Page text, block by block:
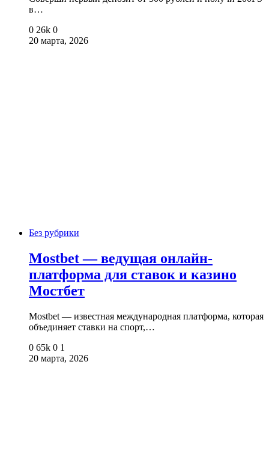
в…
0 26k 0
20 марта, 2026
Без рубрики
Mostbet — ведущая онлайн-
платформа для ставок и казино
Мостбет
Mostbet — известная международная платформа, которая
объединяет ставки на спорт,…
0 65k 0 1
20 марта, 2026